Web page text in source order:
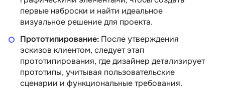
первые наброски и найти идеальное
визуальное решение для проекта.
Прототипирование: После утверждения
эскизов клиентом, следует этап
прототипирования, где дизайнер детализирует
прототипы, учитывая пользовательские
сценарии и функциональные требования.